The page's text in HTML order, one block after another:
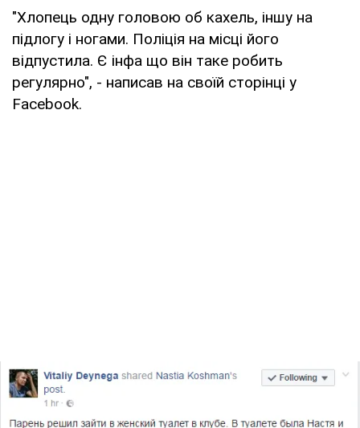
"Хлопець одну головою об кахель, іншу на
підлогу і ногами. Поліція на місці його
відпустила. Є інфа що він таке робить
регулярно", - написав на своїй сторінці у
Facebook.